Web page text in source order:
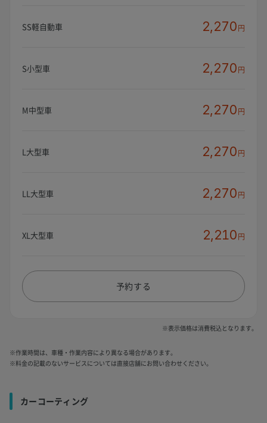
SS軽自動車 2,270円
S小型車 2,270円
M中型車 2,270円
L大型車 2,270円
LL大型車 2,270円
XL大型車 2,210円
予約する
※表示価格は消費税込となります。
※作業時間は、車種・作業内容により異なる場合があります。
※料金の記載のないサービスについては直接店舗にお問い合わせください。
カーコーティング